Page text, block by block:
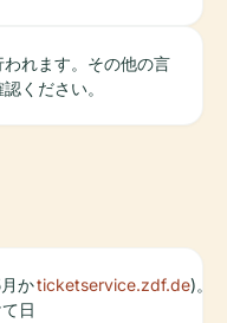
れます。その他の言
ください。
か
日
ticketservice.zdf.de)。